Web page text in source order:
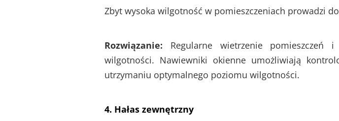
Zbyt wysoka wilgotność w pomieszczeniach prowadzi
Rozwiązanie: Regularne wietrzenie pomieszczeń
wilgotności. Nawiewniki okienne umożliwiają
utrzymaniu optymalnego poziomu wilgotności.
4. Hałas zewnętrzny